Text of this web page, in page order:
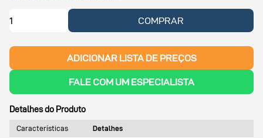
COMPRAR
ADICIONAR LISTA DE PREÇOS
FALE COM UM ESPECIALISTA
Detalhes do Produto
Características
Detalhes